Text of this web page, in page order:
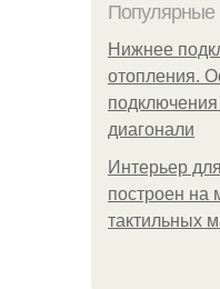
Популярные
Нижнее
отопления.
диагонали
Интерьер
построен на
тактильных